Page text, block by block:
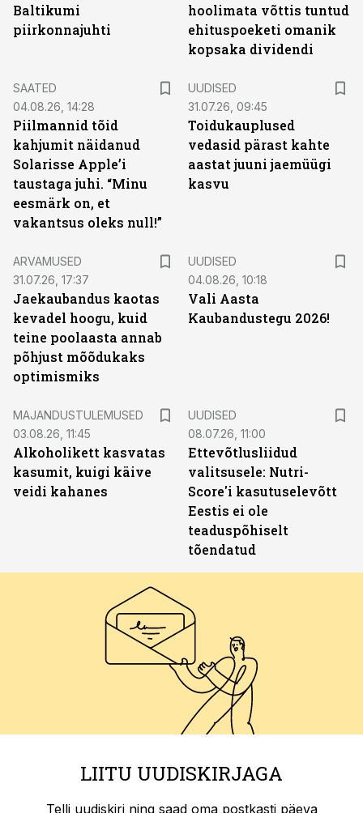
Baltikumi
piirkonnajuhti
hoolimata võttis tuntud
ehituspoeketi omanik
kopsaka dividendi
SAATED
04.08.26, 14:28
Piilmannid tõid
kahjumit näidanud
Solarisse Apple’i
taustaga juhi. “Minu
eesmärk on, et
vakantsus oleks null!”
UUDISED
31.07.26, 09:45
Toidukauplused
vedasid pärast kahte
aastat juuni jaemüügi
kasvu
ARVAMUSED
31.07.26, 17:37
Jaekaubandus kaotas
kevadel hoogu, kuid
teine poolaasta annab
põhjust mõõdukaks
optimismiks
UUDISED
04.08.26, 10:18
Vali Aasta
Kaubandustegu 2026!
MAJANDUSTULEMUSED
03.08.26, 11:45
Alkoholikett kasvatas
kasumit, kuigi käive
veidi kahanes
UUDISED
08.07.26, 11:00
Ettevõtlusliidud
valitsusele: Nutri-
Score'i kasutuselevõtt
Eestis ei ole
teaduspõhiselt
tõendatud
LIITU UUDISKIRJAGA
Telli uudiskiri ning saad oma postkasti päeva